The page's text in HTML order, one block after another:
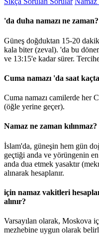
'da duha namazı ne zaman?
Güneş doğduktan 15-20
kala biter (zeval). 'da bu
ve 13:15'e kadar sürer.
Cuma namazı 'da saat
Cuma namazı camilerde her
(öğle yerine geçer).
Namaz ne zaman kılınmaz?
İslam'da, güneşin hem gün
geçtiği anda ve yörüngenin
anda dua etmek yasaktır
alınarak hesaplanır.
için namaz vakitleri
alınır?
Varsayılan olarak, Moskova
mezhebine uygun olarak